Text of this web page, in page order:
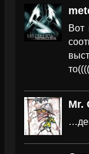
Вот
Mr.